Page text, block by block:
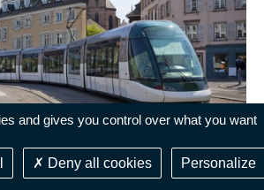
and gives you control over what you want
Deny all cookies Personalize